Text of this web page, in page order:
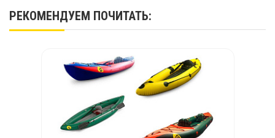
РЕКОМЕНДУЕМ ПОЧИТАТЬ: